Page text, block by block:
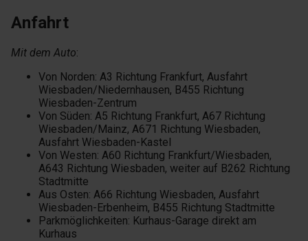
Anfahrt
Mit dem Auto:
Von Norden: A3 Richtung Frankfurt, Ausfahrt
Wiesbaden/Niedernhausen, B455 Richtung
Wiesbaden-Zentrum
Von Süden: A5 Richtung Frankfurt, A67 Richtung
Wiesbaden/Mainz, A671 Richtung Wiesbaden,
Ausfahrt Wiesbaden-Kastel
Von Westen: A60 Richtung Frankfurt/Wiesbaden,
A643 Richtung Wiesbaden, weiter auf B262 Richtung
Stadtmitte
Aus Osten: A66 Richtung Wiesbaden, Ausfahrt
Wiesbaden-Erbenheim, B455 Richtung Stadtmitte
Parkmöglichkeiten: Kurhaus-Garage direkt am
Kurhaus